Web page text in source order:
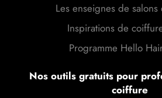
Les enseignes de
Inspirations de
Programme Hello
Nos outils gratuits pour
coiffure